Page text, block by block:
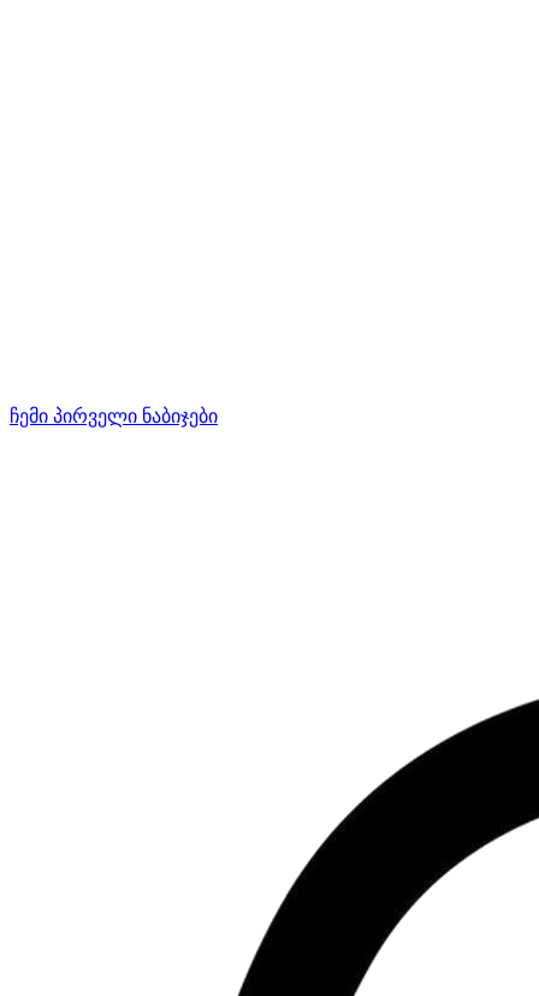
ჩემი პირველი ნაბიჯები